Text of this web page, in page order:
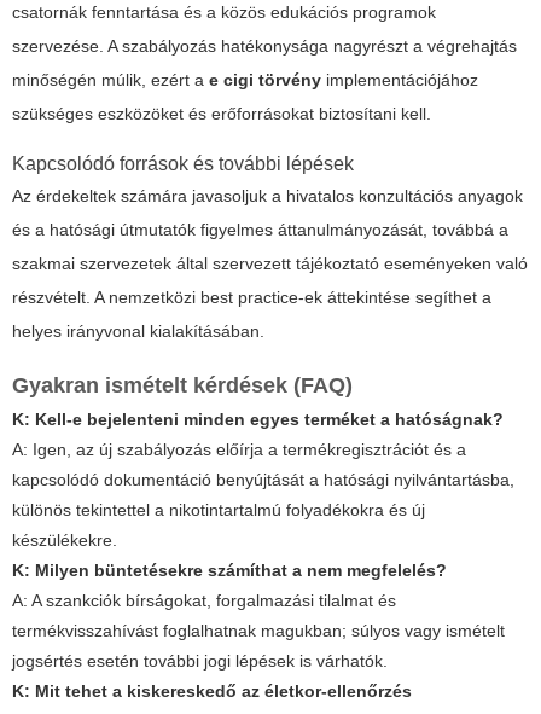
csatornák fenntartása és a közös edukációs programok
szervezése. A szabályozás hatékonysága nagyrészt a végrehajtás
minőségén múlik, ezért a e cigi törvény implementációjához
szükséges eszközöket és erőforrásokat biztosítani kell.
Kapcsolódó források és további lépések
Az érdekeltek számára javasoljuk a hivatalos konzultációs anyagok
és a hatósági útmutatók figyelmes áttanulmányozását, továbbá a
szakmai szervezetek által szervezett tájékoztató eseményeken való
részvételt. A nemzetközi best practice-ek áttekintése segíthet a
helyes irányvonal kialakításában.
Gyakran ismételt kérdések (FAQ)
K: Kell-e bejelenteni minden egyes terméket a hatóságnak?
A: Igen, az új szabályozás előírja a termékregisztrációt és a
kapcsolódó dokumentáció benyújtását a hatósági nyilvántartásba,
különös tekintettel a nikotintartalmú folyadékokra és új
készülékekre.
K: Milyen büntetésekre számíthat a nem megfelelés?
A: A szankciók bírságokat, forgalmazási tilalmat és
termékvisszahívást foglalhatnak magukban; súlyos vagy ismételt
jogsértés esetén további jogi lépések is várhatók.
K: Mit tehet a kiskereskedő az életkor-ellenőrzés